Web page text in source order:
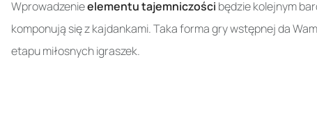
Wprowadzenieelementu tajemniczości będzie kolejnym
komponują się z kajdankami. Taka forma gry wstępnej da
etapu miłosnych igraszek.